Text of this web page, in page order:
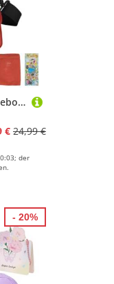
ONETOALL Tasche für Toniebox, Toniebox Transporter Hörfiguren mit Kordelzug Organizer, Aufkleber und Schultergurt, groß gepolstert für unterwegs im Urlaub Autofahrten
€ 24,99 €
der
- 20%